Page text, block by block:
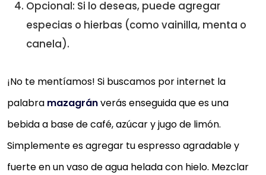
Opcional: Si lo deseas, puede agregar
especias o hierbas (como vainilla, menta o
canela).
¡No te mentíamos! Si buscamos por internet la
palabra mazagránverás enseguida que es una
bebida a base de café, azúcar y jugo de limón.
Simplemente es agregar tu espresso agradable y
fuerte en un vaso de agua helada con hielo. Mezclar